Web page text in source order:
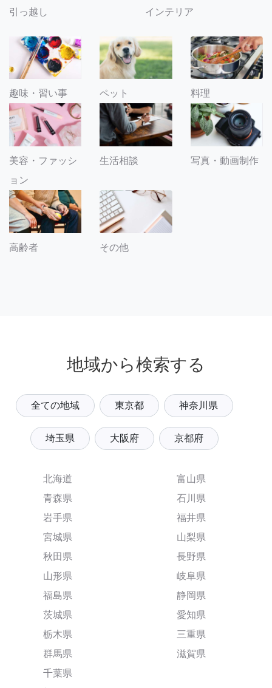
引っ越し インテリア
趣味・習い事 ペット 料理
美容・ファッシ
ョン
生活相談 写真・動画制作
高齢者 その他
地域から検索する
全ての地域 東京都 神奈川県
埼玉県 大阪府 京都府
北海道
青森県
岩手県
宮城県
秋田県
山形県
福島県
茨城県
栃木県
群馬県
千葉県
富山県
石川県
福井県
山梨県
長野県
岐阜県
静岡県
愛知県
三重県
滋賀県